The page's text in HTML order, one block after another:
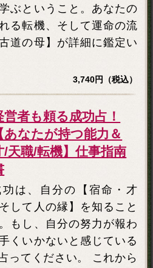
ぶということ。あなたの
る転機、そして運命の流
道の母】が詳細に鑑定い
3,740円（税込）
営者も頼る成功占！
あなたが持つ能力＆
/天職/転機】仕事指南
は、自分の【宿命・才
して人の縁】を知ること
もし、自分の努力が報わ
くいかないと感じている
ってください。 これから